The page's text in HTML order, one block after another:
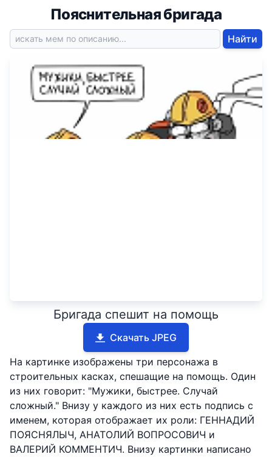
Пояснительная бригада
Найти
Бригада спешит на помощь
Скачать JPEG
На картинке изображены три персонажа в
строительных касках, спешащие на помощь. Один
из них говорит: "Мужики, быстрее. Случай
сложный." Внизу у каждого из них есть подпись с
именем, которая отображает их роли: ГЕННАДИЙ
ПОЯСНЯЛЫЧ, АНАТОЛИЙ ВОПРОСОВИЧ и
ВАЛЕРИЙ КОММЕНТИЧ. Внизу картинки написано